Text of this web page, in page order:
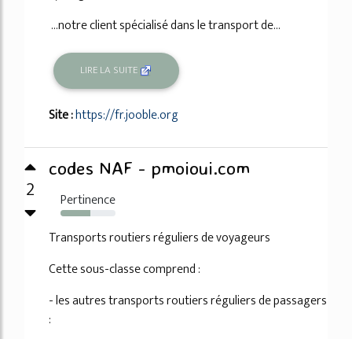
...notre client spécialisé dans le transport de...
LIRE LA SUITE
Site :https://fr.jooble.org
2
codes NAF - pmoioui.com
Pertinence
54%
Transports routiers réguliers de voyageurs
Cette sous-classe comprend :
- les autres transports routiers réguliers de passagers
: